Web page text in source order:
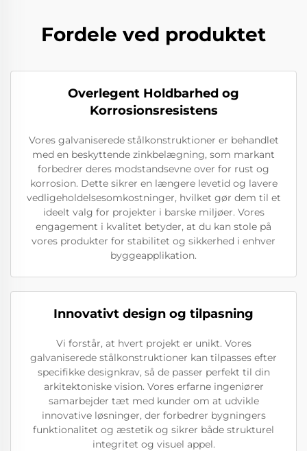
Fordele ved produktet
Overlegent Holdbarhed og
Korrosionsresistens
Vores galvaniserede stålkonstruktioner er behandlet
med en beskyttende zinkbelægning, som markant
forbedrer deres modstandsevne over for rust og
korrosion. Dette sikrer en længere levetid og lavere
vedligeholdelsesomkostninger, hvilket gør dem til et
ideelt valg for projekter i barske miljøer. Vores
engagement i kvalitet betyder, at du kan stole på
vores produkter for stabilitet og sikkerhed i enhver
byggeapplikation.
Innovativt design og tilpasning
Vi forstår, at hvert projekt er unikt. Vores
galvaniserede stålkonstruktioner kan tilpasses efter
specifikke designkrav, så de passer perfekt til din
arkitektoniske vision. Vores erfarne ingeniører
samarbejder tæt med kunder om at udvikle
innovative løsninger, der forbedrer bygningers
funktionalitet og æstetik og sikrer både strukturel
integritet og visuel appel.